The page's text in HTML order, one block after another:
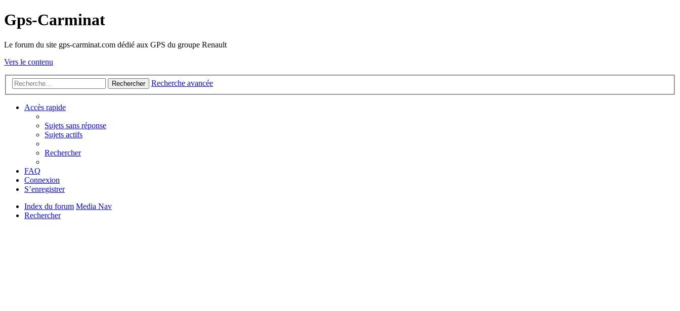
Gps-Carminat
Le forum du site gps-carminat.com dédié aux GPS du groupe Renault
Vers le contenu
Rechercher Recherche avancée
Accès rapide
Sujets sans réponse
Sujets actifs
Rechercher
FAQ
Connexion
S’enregistrer
Index du forum Media Nav
Rechercher